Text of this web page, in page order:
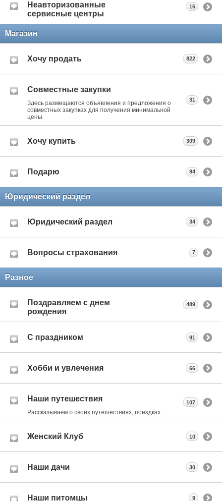
Неавторизованные
сервисные центры
16
Магазин
Хочу продать 822
Совместные закупки
Здесь размещаются объявления и предложения о
совместных закупках для получения минимальной
цены.
31
Хочу купить 309
Подарю 94
Юридический раздел
Юридический раздел 34
Вопросы страхования 7
Разное
Поздравляем с днем
рождения
489
С праздником 91
Хобби и увлечения 66
Наши путешествия
Рассказываем о своих путешествиях, поездках
107
Женский Клуб 10
Наши дачи 30
Наши питомцы 9